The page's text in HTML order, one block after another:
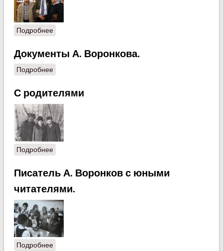
Подробнеео Творческая встреча с О. Масловым и С.
Документы А. Воронкова.
Подробнеео Документы А. Воронкова.
С родителями
Подробнеео С родителями
Писатель А. Воронков с юными
читателями.
Подробнеео Писатель А. Воронков с юными читателями.